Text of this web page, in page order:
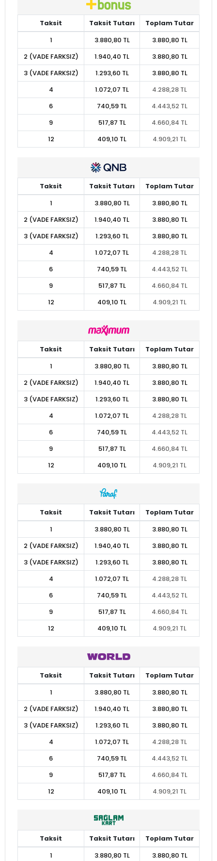
Taksit Taksit Tutarı
Toplam Tutar
1
3.880,80 TL
3.880,80 TL
2 (VADE FARKSIZ)
1.940,40 TL
3.880,80 TL
3 (VADE FARKSIZ)
1.293,60 TL
3.880,80 TL
4
1.072,07 TL
4.288,28 TL
6
740,59 TL
4.443,52 TL
9
517,87 TL
4.660,84 TL
12
409,10 TL 4.909,21 TL
Taksit Taksit Tutarı
Toplam Tutar
1
3.880,80 TL
3.880,80 TL
2 (VADE FARKSIZ)
1.940,40 TL
3.880,80 TL
3 (VADE FARKSIZ)
1.293,60 TL
3.880,80 TL
4
1.072,07 TL
4.288,28 TL
6
740,59 TL
4.443,52 TL
9
517,87 TL
4.660,84 TL
12
409,10 TL 4.909,21 TL
Taksit Taksit Tutarı
Toplam Tutar
1
3.880,80 TL
3.880,80 TL
2 (VADE FARKSIZ)
1.940,40 TL
3.880,80 TL
3 (VADE FARKSIZ)
1.293,60 TL
3.880,80 TL
4
1.072,07 TL
4.288,28 TL
6
740,59 TL
4.443,52 TL
9
517,87 TL
4.660,84 TL
12
409,10 TL 4.909,21 TL
Taksit Taksit Tutarı
Toplam Tutar
1
3.880,80 TL
3.880,80 TL
2 (VADE FARKSIZ)
1.940,40 TL
3.880,80 TL
3 (VADE FARKSIZ)
1.293,60 TL
3.880,80 TL
4
1.072,07 TL
4.288,28 TL
6
740,59 TL
4.443,52 TL
9
517,87 TL
4.660,84 TL
12
409,10 TL 4.909,21 TL
Taksit Taksit Tutarı
Toplam Tutar
1
3.880,80 TL
3.880,80 TL
2 (VADE FARKSIZ)
1.940,40 TL
3.880,80 TL
3 (VADE FARKSIZ)
1.293,60 TL
3.880,80 TL
4
1.072,07 TL
4.288,28 TL
6
740,59 TL
4.443,52 TL
9
517,87 TL
4.660,84 TL
12
409,10 TL 4.909,21 TL
Taksit Taksit Tutarı
Toplam Tutar
1
3.880,80 TL
3.880,80 TL